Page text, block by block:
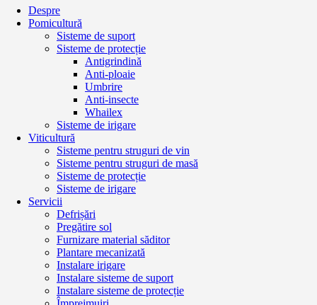
Despre
Pomicultură
Sisteme de suport
Sisteme de protecție
Antigrindină
Anti-ploaie
Umbrire
Anti-insecte
Whailex
Sisteme de irigare
Viticultură
Sisteme pentru struguri de vin
Sisteme pentru struguri de masă
Sisteme de protecție
Sisteme de irigare
Servicii
Defrișări
Pregătire sol
Furnizare material săditor
Plantare mecanizată
Instalare irigare
Instalare sisteme de suport
Instalare sisteme de protecție